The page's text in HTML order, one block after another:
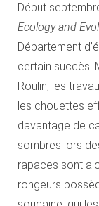
Début
Ecology and
Département
certain succès.
Roulin, les
les chouettes
davantage de
sombres lors
rapaces sont
rongeurs